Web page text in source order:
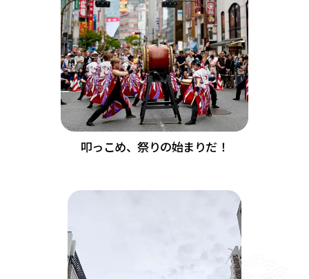
叩っこめ、祭りの始まりだ！